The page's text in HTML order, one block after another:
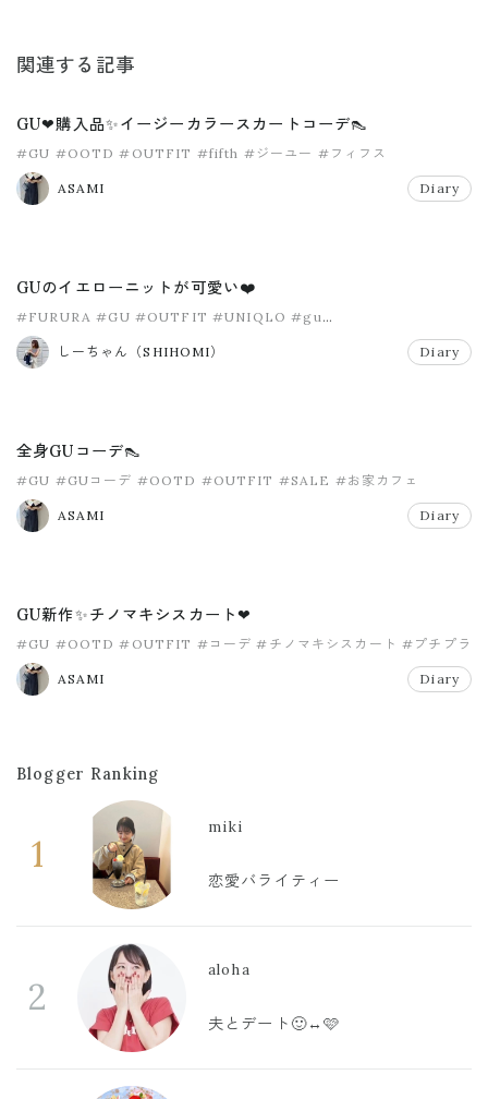
関連する記事
GU❤購入品✨イージーカラースカートコーデ👠
#GU #OOTD #OUTFIT #fifth #ジーユー #フィフス
ASAMI Diary
GUのイエローニットが可愛い❤️
#FURURA #GU #OUTFIT #UNIQLO #gu
#ウルトラストレッチデニム
しーちゃん（SHIHOMI）
Diary
全身GUコーデ👠
#GU #GUコーデ #OOTD #OUTFIT #SALE #お家カフェ
ASAMI Diary
GU新作✨チノマキシスカート❤
#GU #OOTD #OUTFIT #コーデ #チノマキシスカート #プチプラ
ASAMI Diary
Blogger Ranking
1
miki
恋愛バライティー
2
aloha
夫とデート🙂‍↔️🩷